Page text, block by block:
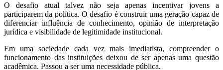
O desafio atual talvez não seja apenas incentivar jovens a
participarem da política. O desafio é construir uma geração capaz de
diferenciar influência de conhecimento, opinião de interpretação
jurídica e visibilidade de legitimidade institucional.
Em uma sociedade cada vez mais imediatista, compreender o
funcionamento das instituições deixou de ser apenas uma questão
acadêmica. Passou a ser uma necessidade pública.